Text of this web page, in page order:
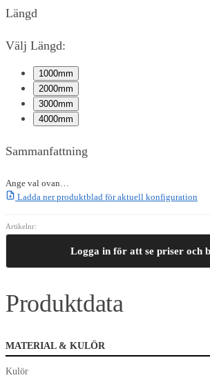
Längd
Välj Längd:
1000mm
2000mm
3000mm
4000mm
Sammanfattning
Ange val ovan…
Ladda ner produktblad för aktuell konfiguration
Artikelnr:
Logga in för att se priser och
Produktdata
MATERIAL & KULÖR
Kulör